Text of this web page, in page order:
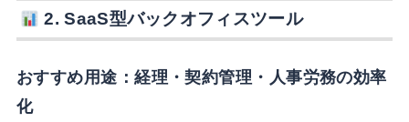
2.SaaS型バックオフィスツール
おすすめ用途：経理・契約管理・人事労務の効率
化